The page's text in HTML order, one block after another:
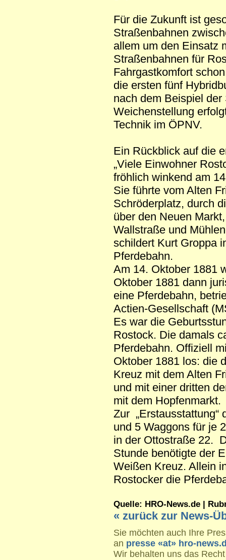
Für die Zukunft ist
Straßenbahnen
allem um den Einsatz
Straßenbahnen für
Fahrgastkomfort
die ersten fünf
nach dem Beispiel
Weichenstellung
Technik im ÖPNV.
Ein Rückblick auf die
„Viele Einwohner
fröhlich winkend am
Sie führte vom Alten
Schröderplatz, durch
über den Neuen
Wallstraße und
schildert Kurt Groppa
Pferdebahn.
Am 14. Oktober 1881
Oktober 1881 dann
eine Pferdebahn,
Actien-Gesellschaft
Es war die
Rostock. Die damals
Pferdebahn. Offiziell
Oktober 1881 los: die
Kreuz mit dem Alten
und mit einer dritten
mit dem Hopfenmarkt.
Zur „Erstausstattung“
und 5 Waggons für je
in der Ottostraße 22.
Stunde benötigte der
Weißen Kreuz. Allein
Rostocker die
Quelle: HRO-News.de |
« zurück zur News-
Sie möchten auch Ihre
an presse «at» hro-
Wir behalten uns das